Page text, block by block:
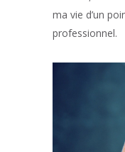
ma vie d’un
professionnel.